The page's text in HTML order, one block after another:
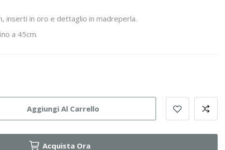
inserti in oro e dettaglio in madreperla.
a 45cm.
Aggiungi Al Carrello
Acquista Ora